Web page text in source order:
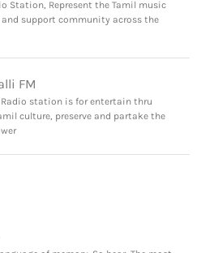
Station, Represent the Tamil music
support community across the
FM
station is for entertain thru
culture, preserve and partake the